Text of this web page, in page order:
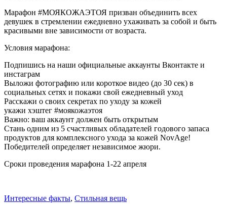
Марафон #МОЯКОЖАЭТОЯ призван объединить всех
девушек в стремлении ежедневно ухаживать за собой и быть
красивыми вне зависимости от возраста.
Условия марафона:
Подпишись на наши официальные аккаунты Вконтакте и
инстаграм
Выложи фотографию или короткое видео (до 30 сек) в
социальных сетях и покажи свой ежедневный уход
Расскажи о своих секретах по уходу за кожей
укажи хэштег #моякожаэтоя
Важно: ваш аккаунт должен быть открытым
Стань одним из 5 счастливых обладателей годового запаса
продуктов для комплексного ухода за кожей NovAge!
Победителей определяет независимое жюри.
Сроки проведения марафона 1-22 апреля
Интересные факты, Стильная вещь